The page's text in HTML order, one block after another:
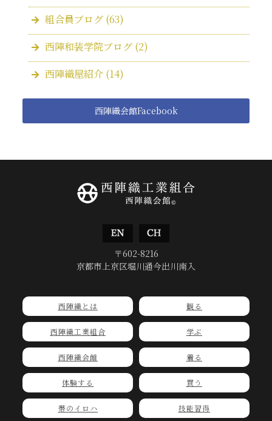
組合員ブログ (63)
西陣和装学院ブログ (2)
西陣織屋紹介 (14)
西陣織会館Facebook
〒602-8216
京都市上京区堀川通今出川南入
西陣織とは 観る
西陣織工業組合 学ぶ
西陣織会館 着る
体験する 買う
帯のイロハ 技能習得